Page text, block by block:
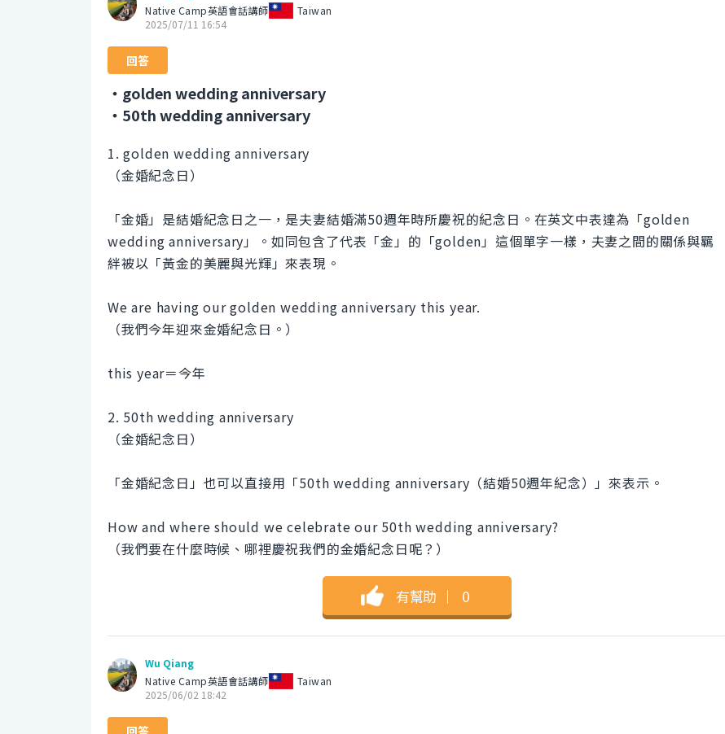
Native Camp英語會話講師
Taiwan
2025/07/11 16:54
回答
・golden wedding anniversary
・50th wedding anniversary
1. golden wedding anniversary
（金婚紀念日）
「金婚」是結婚紀念日之一，是夫妻結婚滿50週年時所慶祝的紀念日。在英文中表達為「golden
wedding anniversary」。如同包含了代表「金」的「golden」這個單字一樣，夫妻之間的關係與羈
絆被以「黃金的美麗與光輝」來表現。
We are having our golden wedding anniversary this year.
（我們今年迎來金婚紀念日。）
this year＝今年
2. 50th wedding anniversary
（金婚紀念日）
「金婚紀念日」也可以直接用「50th wedding anniversary（結婚50週年紀念）」來表示。
How and where should we celebrate our 50th wedding anniversary?
（我們要在什麼時候、哪裡慶祝我們的金婚紀念日呢？）
有幫助 ｜ 0
Wu Qiang
Native Camp英語會話講師
Taiwan
2025/06/02 18:42